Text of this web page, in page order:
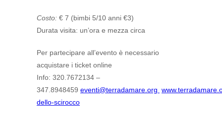
Costo: € 7 (bimbi 5/10 anni €3)
Durata visita: un’ora e mezza circa
Per partecipare all’evento è necessario
acquistare i ticket online
Info: 320.7672134 –
347.8948459 eventi@terradamare.org
dello-scirocco